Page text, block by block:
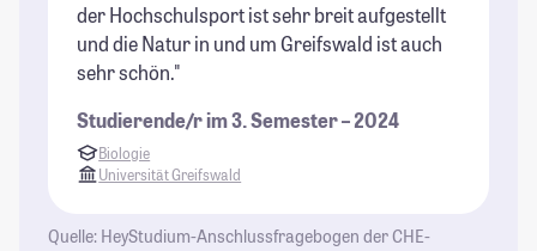
der Hochschulsport ist sehr breit aufgestellt
und die Natur in und um Greifswald ist auch
sehr schön."
Studierende/r im 3. Semester – 2024
Biologie
Universität Greifswald
Quelle: HeyStudium-Anschlussfragebogen der CHE-